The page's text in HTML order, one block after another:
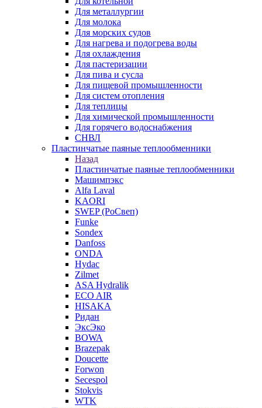
Для металлургии
Для молока
Для морских судов
Для нагрева и подогрева воды
Для охлаждения
Для пастеризации
Для пива и сусла
Для пищевой промышленности
Для систем отопления
Для теплицы
Для химической промышленности
Для горячего водоснабжения
СНВЛ
Пластинчатые паяные теплообменники
Назад
Пластинчатые паяные теплообменники
Машимпэкс
Alfa Laval
KAORI
SWEP (РоСвеп)
Funke
Sondex
Danfoss
ONDA
Hydac
Zilmet
ASA Hydralik
ECO AIR
HISAKA
Ридан
ЭксЭко
BOWA
Brazepak
Doucette
Forwon
Secespol
Stokvis
WTK